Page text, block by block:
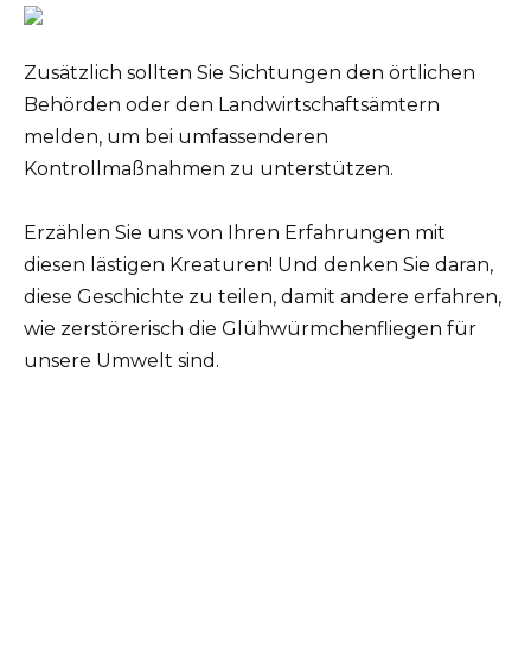
Zusätzlich sollten Sie Sichtungen den örtlichen
Behörden oder den Landwirtschaftsämtern
melden, um bei umfassenderen
Kontrollmaßnahmen zu unterstützen.
Erzählen Sie uns von Ihren Erfahrungen mit
diesen lästigen Kreaturen! Und denken Sie daran,
diese Geschichte zu teilen, damit andere erfahren,
wie zerstörerisch die Glühwürmchenfliegen für
unsere Umwelt sind.